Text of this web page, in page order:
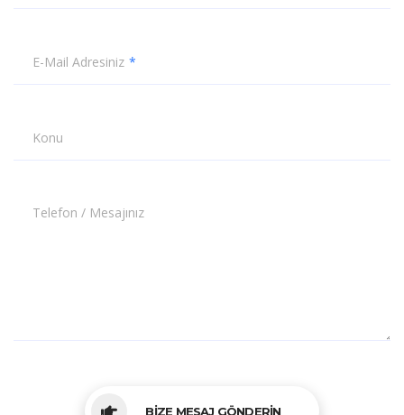
E-Mail Adresiniz
Konu
Telefon / Mesajınız
BİZE MESAJ GÖNDERİN